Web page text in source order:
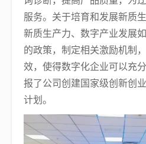
服务。关于培育和发展新质
新质生产力、数字产业发展
的政策，制定相关激励机制
效，使得数字化企业可以充
报了公司创建国家级创新创
计划。